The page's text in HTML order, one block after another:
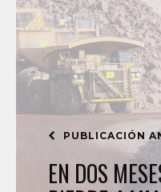
PUBLICACIÓN
EN DOS